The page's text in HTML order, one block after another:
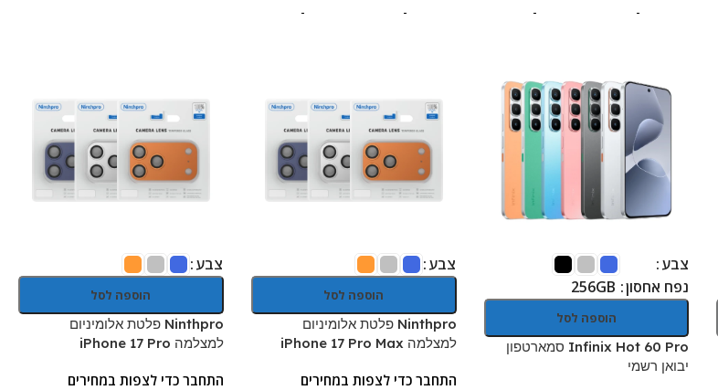
-
-
-
-
צבע
נפח אחסון 256GB
הוספה לסל
Infinix Hot 60 Pro סמארטפון
יבואן רשמי
צבע
הוספה לסל
Ninthpro פלטת אלומיניום
למצלמה iPhone 17 Pro Max
התחבר כדי לצפות במחירים
צבע
הוספה לסל
Ninthpro פלטת אלומיניום
למצלמה iPhone 17 Pro
התחבר כדי לצפות במחירים